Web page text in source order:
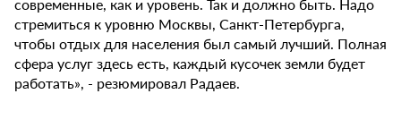
современные, как и уровень. Так и должно быть. Надо
стремиться к уровню Москвы, Санкт-Петербурга,
чтобы отдых для населения был самый лучший. Полная
сфера услуг здесь есть, каждый кусочек земли будет
работать», - резюмировал Радаев.